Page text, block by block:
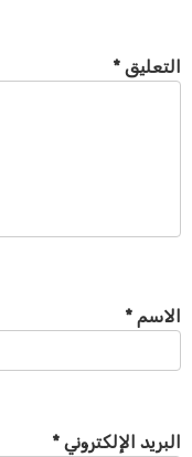
التعليق *
الاسم *
البريد الإلكتروني *